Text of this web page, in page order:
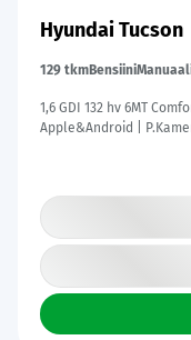
Hyundai Tucson
129 tkmBensiini
1,6 GDI 132 hv 6MT
Apple&Android |